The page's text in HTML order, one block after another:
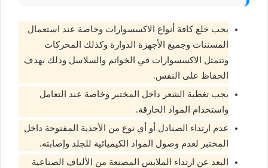
يجب خلع كافة أنواع الاكسسوارات وخاصة عند استعمال
المسننات وجميع الأجهزة الدوارة وكذلك المحركات
وتتمثل الاكسسوارات في الخواتم والسلاسل وذلك بهدف
الحفاظ على النفس.
يجب تغطية الشعر داخل المختبر وخاصة عند التعامل
واستخدام المواد الحارقة.
عدم ارتداء الصنادل أو أي نوع من الأحذية المفتوحة داخل
المختبر لعدم وصول المواد الكيميائية للجلد وإصابته.
البعد عن ارتداء الملابس المصنعة من الألياف الصناعية